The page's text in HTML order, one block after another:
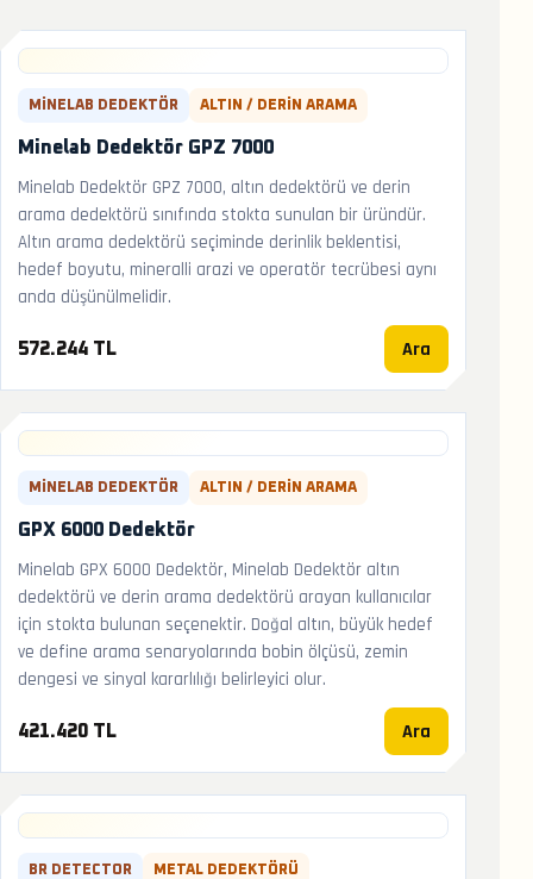
MINELAB DEDEKTÖR ALTIN / DERIN ARAMA
Minelab Dedektör GPZ 7000
Minelab Dedektör GPZ 7000, altın dedektörü ve derin
arama dedektörü sınıfında stokta sunulan bir üründür.
Altın arama dedektörü seçiminde derinlik beklentisi,
hedef boyutu, mineralli arazi ve operatör tecrübesi aynı
anda düşünülmelidir.
572.244 TL Ara
MINELAB DEDEKTÖR ALTIN / DERIN ARAMA
GPX 6000 Dedektör
Minelab GPX 6000 Dedektör, Minelab Dedektör altın
dedektörü ve derin arama dedektörü arayan kullanıcılar
için stokta bulunan seçenektir. Doğal altın, büyük hedef
ve define arama senaryolarında bobin ölçüsü, zemin
dengesi ve sinyal kararlılığı belirleyici olur.
421.420 TL Ara
BR DETECTOR METAL DEDEKTÖRÜ